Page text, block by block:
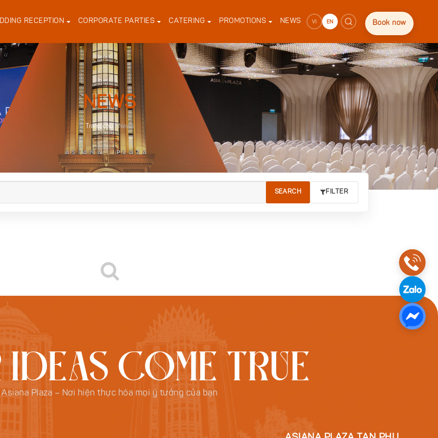
RECEPTION CORPORATE PARTIES CATERING PROMOTIONS NEWS VI EN Book now
NEWS
Trang chủ / News
SEARCH FILTER
IDEAS COME TRUE
Asiana Plaza – Nơi hiện thực hóa mọi ý tưởng của bạn